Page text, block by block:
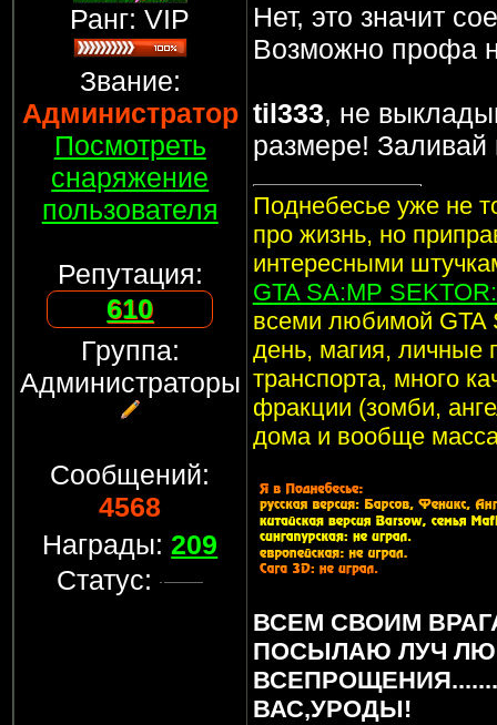
Ранг: VIP
Звание:
Администратор
Посмотреть
снаряжение
пользователя
Репутация:
610
Группа:
Администраторы
Сообщений:
4568
Награды:209
Статус:
Нет, это значит
Возможно профа
til333, не
размере! Заливай
Поднебесье уже не
про жизнь, но
интересными
GTA SA:MP
всеми любимой GTA
день, магия, личные
транспорта, много
фракции (зомби,
дома и вообще
ВСЕМ СВОИМ
ПОСЫЛАЮ ЛУЧ
ВАС,УРОДЫ!